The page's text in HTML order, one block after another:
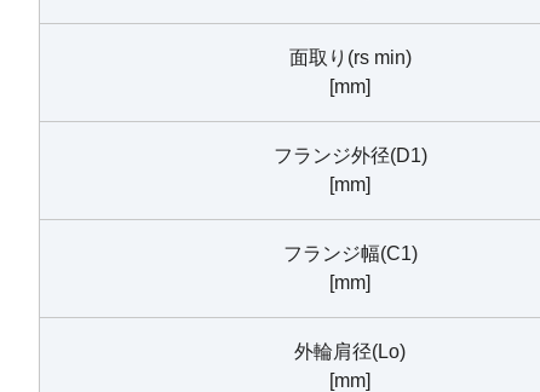
面取り(rs min)
[mm]
フランジ外径(D1)
[mm]
フランジ幅(C1)
[mm]
外輪肩径(Lo)
[mm]